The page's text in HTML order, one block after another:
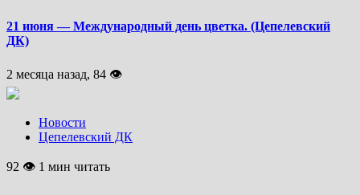
21 июня — Международный день цветка. (Цепелевский
ДК)
2 месяца назад, 84 👁
Новости
Цепелевский ДК
92 👁 1 мин читать